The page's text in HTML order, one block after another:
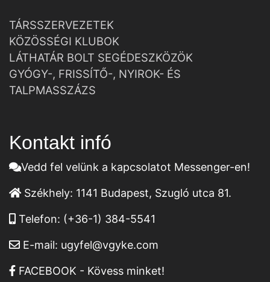
TÁRSSZERVEZETEK
KÖZÖSSÉGI KLUBOK
LÁTHATÁR BOLT SEGÉDESZKÖZÖK
GYÓGY-, FRISSÍTŐ-, NYIROK- ÉS
TALPMASSZÁZS
Kontakt infó
Vedd fel velünk a kapcsolatot Messenger-en!
Székhely: 1141 Budapest, Szugló utca 81.
Telefon: (+36-1) 384-5541
E-mail: ugyfel@vgyke.com
FACEBOOK - Kövess minket!